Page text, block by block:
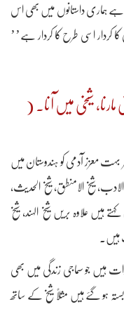
ہے ہماری داستانوں میں بھی اس
کردار اسی طرح کا کردار ہے’’
مارنا، شیخی میں آنا۔ (
بہت معزز آدمی کو ہندوستان میں
شیخ الامنطق، شیخ الحدیث،
ہیں علاوہ بریں شیخ الہند، شیخ
ہیں۔
ہیں جو سماجی زندگی میں بھی
ہو گئے ہیں مثلاً شیخ کے ساتھ